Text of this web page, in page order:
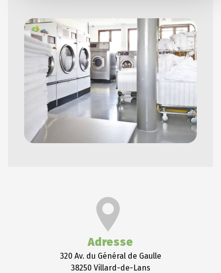
Adresse
320 Av. du Général de Gaulle
38250 Villard-de-Lans